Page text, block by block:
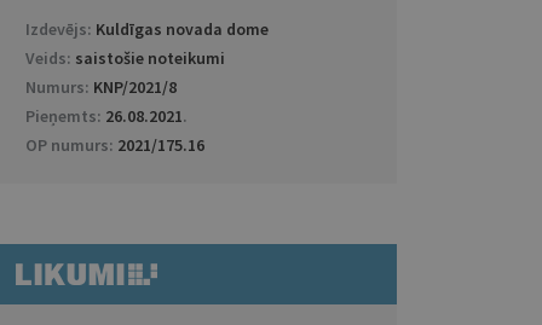
Izdevējs: Kuldīgas novada dome
Veids: saistošie noteikumi
Numurs: KNP/2021/8
Pieņemts: 26.08.2021.
OP numurs: 2021/175.16